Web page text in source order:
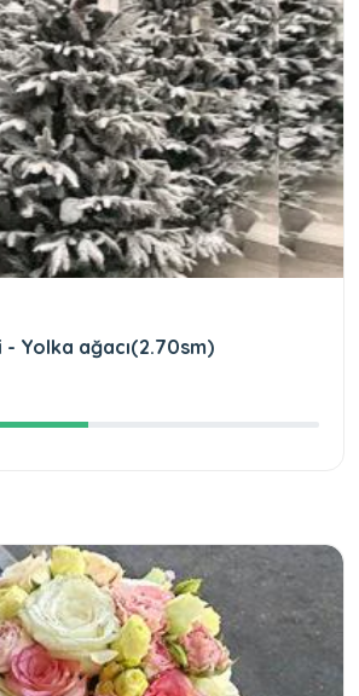
- Yolka ağacı(2.70sm)